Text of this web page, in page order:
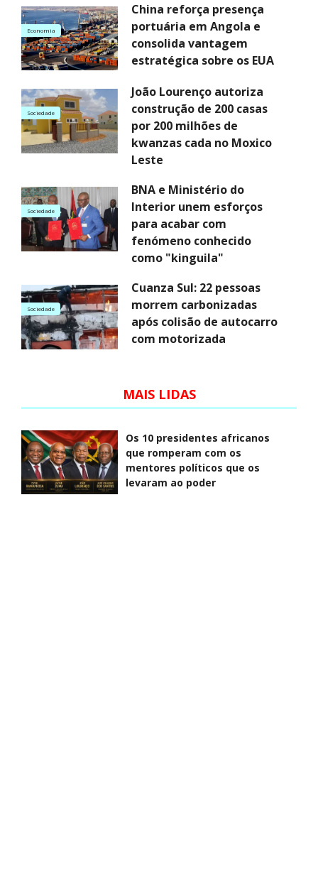
Economia
China reforça presença
portuária em Angola e
consolida vantagem
estratégica sobre os EUA
Sociedade
João Lourenço autoriza
construção de 200 casas
por 200 milhões de
kwanzas cada no Moxico
Leste
Sociedade
BNA e Ministério do
Interior unem esforços
para acabar com
fenómeno conhecido
como "kinguila"
Sociedade
Cuanza Sul: 22 pessoas
morrem carbonizadas
após colisão de autocarro
com motorizada
MAIS LIDAS
Os 10 presidentes africanos
que romperam com os
mentores políticos que os
levaram ao poder